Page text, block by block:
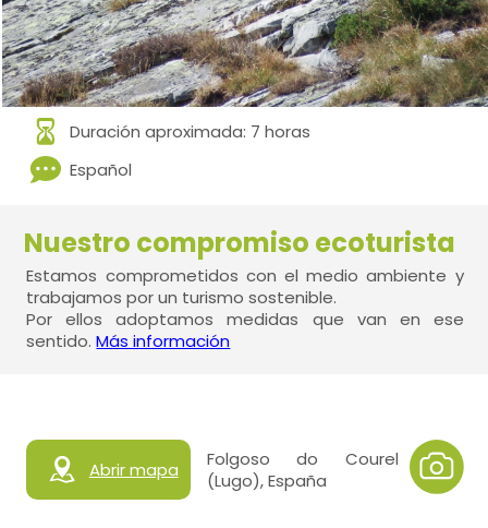
Duración aproximada: 7 horas
Español
Nuestro compromiso ecoturista
Estamos comprometidos con el medio ambiente y
trabajamos por un turismo sostenible.
Por ellos adoptamos medidas que van en ese
sentido.Más información
Abrir mapa
Folgoso do Courel
(Lugo), España